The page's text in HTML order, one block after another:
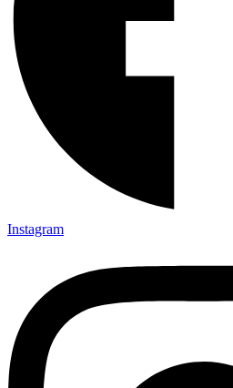
Instagram